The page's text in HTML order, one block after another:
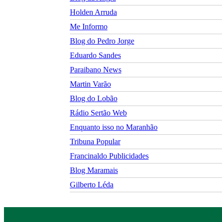
Holden Arruda
Me Informo
Blog do Pedro Jorge
Eduardo Sandes
Paraibano News
Martin Varão
Blog do Lobão
Rádio Sertão Web
Enquanto isso no Maranhão
Tribuna Popular
Francinaldo Publicidades
Blog Maramais
Gilberto Léda